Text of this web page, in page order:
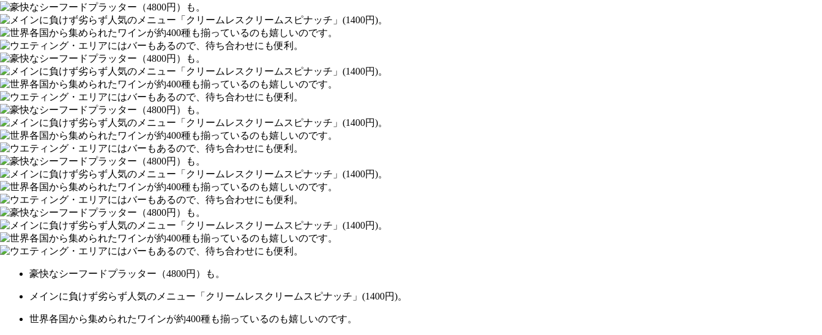
豪快なシーフードプラッター（4800円）も。
メインに負けず劣らず人気のメニュー「クリームレスクリームスピナッチ」(1400円)。
世界各国から集められたワインが約400種も揃っているのも嬉しいのです。